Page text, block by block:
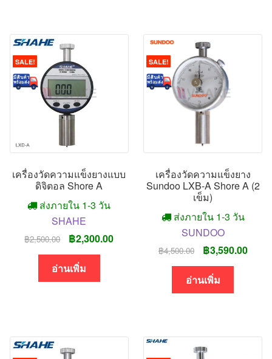
เครื่องวัดความแข็งยางแบบ
ดิจิตอล Shore A
ส่งภายใน 1-3 วัน
SALE!
SHAHE
฿2,500.00
Original
price
was:
฿2,500.00.
฿2,300.00Current
อ่านเพิ่ม
เครื่องวัดความแข็งยาง
Sundoo LXB-A Shore A (2
เข็ม)
ส่งภายใน 1-3 วัน
SALE!
SUNDOO
฿4,500.00
Original
price
was:
฿4,500.00.
฿3,590.00
อ่านเพิ่ม